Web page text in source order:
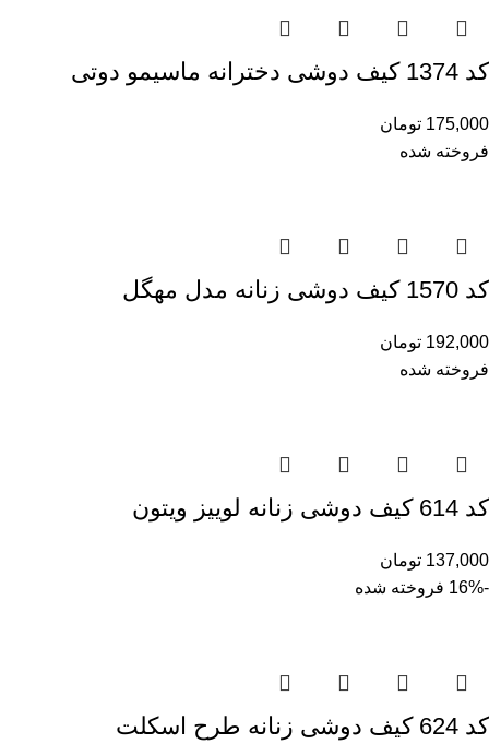
کد 1374 کیف دوشی دخترانه ماسیمو دوتی
175,000 تومان
فروخته شده
کد 1570 کیف دوشی زنانه مدل مهگل
192,000 تومان
فروخته شده
کد 614 کیف دوشی زنانه لوییز ویتون
137,000 تومان
-16%
فروخته شده
کد 624 کیف دوشی زنانه طرح اسکلت